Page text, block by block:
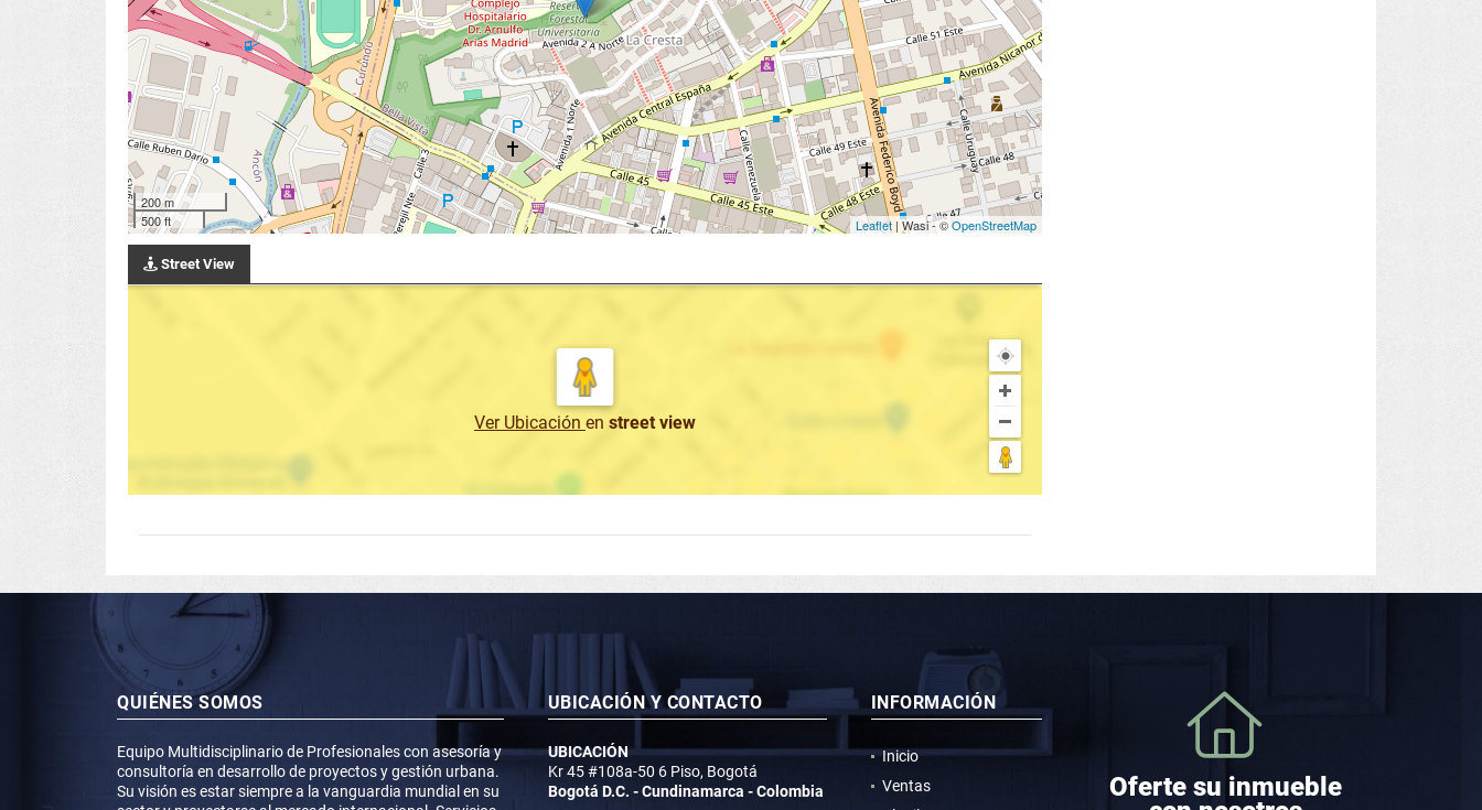
200 m
500 ft
Leaflet | Wasi - ©OpenStreetMap
Street View
Ver Ubicación en street view
QUIÉNES SOMOS
Equipo Multidisciplinario de Profesionales con asesoría y
consultoría en desarrollo de proyectos y gestión urbana.
Su visión es estar siempre a la vanguardia mundial en su
UBICACIÓN Y CONTACTO
UBICACIÓN
Kr 45 #108a-50 6 Piso, Bogotá
Bogotá D.C. - Cundinamarca - Colombia
INFORMACIÓN
Inicio
Ventas
Oferte su inmueble